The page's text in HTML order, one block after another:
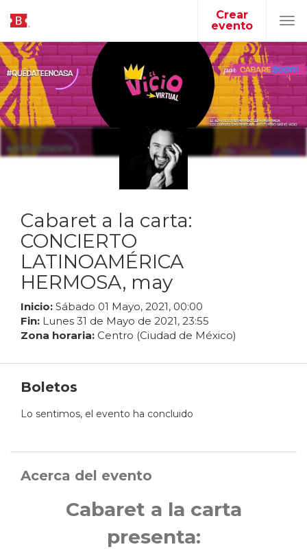
Crear
evento
Cabaret a la carta:
CONCIERTO
LATINOAMÉRICA
HERMOSA, may
Inicio: Sábado 01 Mayo, 2021, 00:00
Fin: Lunes 31 de Mayo de 2021, 23:55
Zona horaria: Centro (Ciudad de México)
Boletos
Lo sentimos, el evento ha concluido
Acerca del evento
Cabaret a la carta
presenta: